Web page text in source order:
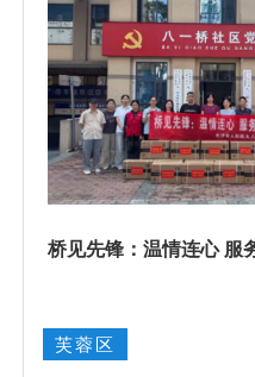
桥见先锋：温情连心 服
芙蓉区